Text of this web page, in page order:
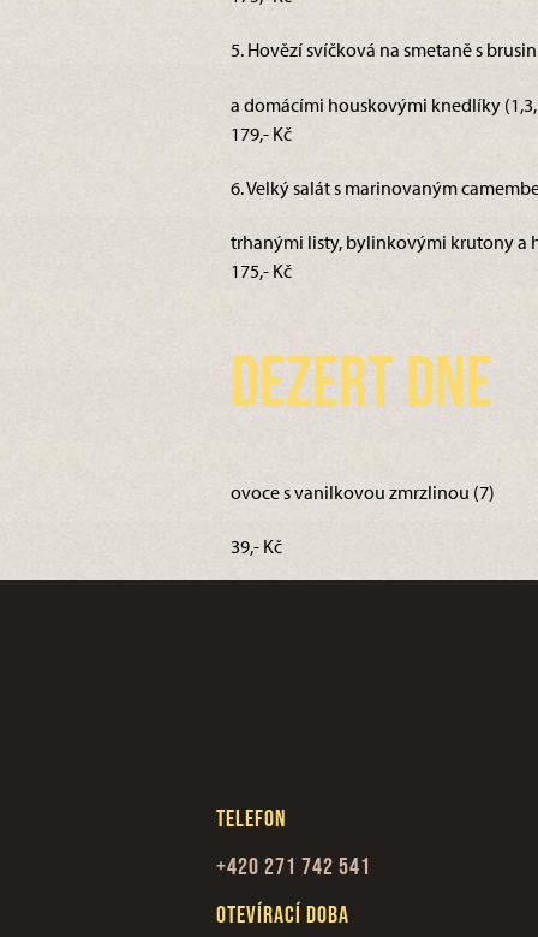
5. Hovězí svíčková na smetaně s
a domácími houskovými knedlíky
179,- Kč
6. Velký salát s marinovaným
trhanými listy, bylinkovými krutony a
175,- Kč
Dezert dne
ovoce s vanilkovou zmrzlinou (7)
39,- Kč
Telefon
+420 271 742 541
Otevírací doba